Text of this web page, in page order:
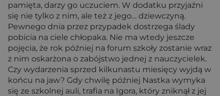
pamięta, darzy go uczuciem. W dodatku przyjaźni
się nie tylko z nim, ale też z jego… dziewczyną.
Pewnego dnia przez przypadek dostrzega ślady
pobicia na ciele chłopaka. Nie ma wtedy jeszcze
pojęcia, że rok później na forum szkoły zostanie wraz
z nim oskarżona o zabójstwo jednej z nauczycielek.
Czy wydarzenia sprzed kilkunastu miesięcy wyjdą w
końcu na jaw? Gdy chwilę później Nastka wymyka
się ze szkolnej auli, trafia na Igora, który zniknął z jej